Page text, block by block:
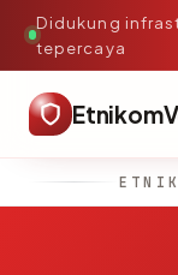
Didukung
tepercaya